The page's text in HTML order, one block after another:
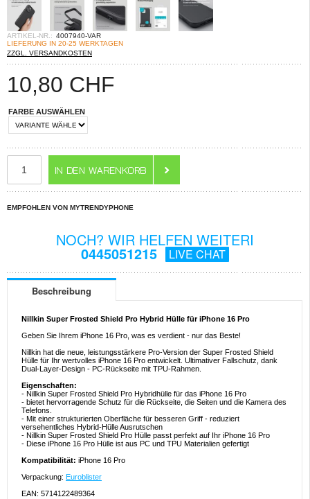
ARTIKEL-NR.: 4007940-VAR
LIEFERUNG IN 20-25 WERKTAGEN
ZZGL. VERSANDKOSTEN
10,80 CHF
FARBE AUSWÄHLEN
EMPFOHLEN VON MYTRENDYPHONE
NOCH? WIR HELFEN WEITERI
0445051215 LIVE CHAT
Beschreibung
Nillkin Super Frosted Shield Pro Hybrid Hülle für iPhone 16 Pro
Geben Sie Ihrem iPhone 16 Pro, was es verdient - nur das Beste!
Nillkin hat die neue, leistungsstärkere Pro-Version der Super Frosted Shield
Hülle für Ihr wertvolles iPhone 16 Pro entwickelt. Ultimativer Fallschutz, dank
Dual-Layer-Design - PC-Rückseite mit TPU-Rahmen.
Eigenschaften:
- Nillkin Super Frosted Shield Pro Hybridhülle für das iPhone 16 Pro
- bietet hervorragende Schutz für die Rückseite, die Seiten und die Kamera des
Telefons.
- Mit einer strukturierten Oberfläche für besseren Griff - reduziert
versehentliches Hybrid-Hülle Ausrutschen
- Nillkin Super Frosted Shield Pro Hülle passt perfekt auf Ihr iPhone 16 Pro
- Diese iPhone 16 Pro Hülle ist aus PC und TPU Materialien gefertigt
Kompatibilität: iPhone 16 Pro
Verpackung: Euroblister
EAN: 5714122489364